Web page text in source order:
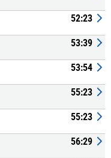
52:23
53:39
53:54
55:23
55:23
56:29